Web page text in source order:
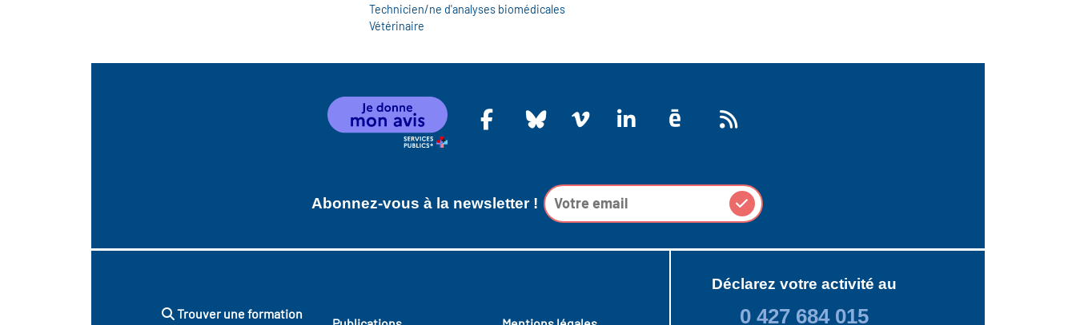
Technicien/ne d'analyses biomédicales
Vétérinaire
Abonnez-vous à la newsletter !
Trouver une formation
Déclarez votre activité au
0 427 684 015